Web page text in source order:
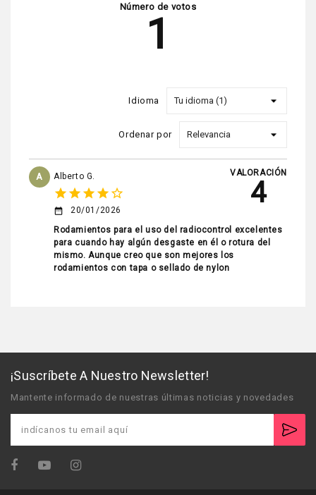
Número de votos
1
Idioma
Ordenar por
A Alberto G.
star star star star star_border
date_range
20/01/2026
Rodamientos para el uso del radiocontrol excelentes
para cuando hay algún desgaste en él o rotura del
mismo. Aunque creo que son mejores los
rodamientos con tapa o sellado de nylon
VALORACIÓN
4
¡Suscríbete A Nuestro Newsletter!
Mantente informado de nuestras últimas noticias y novedades